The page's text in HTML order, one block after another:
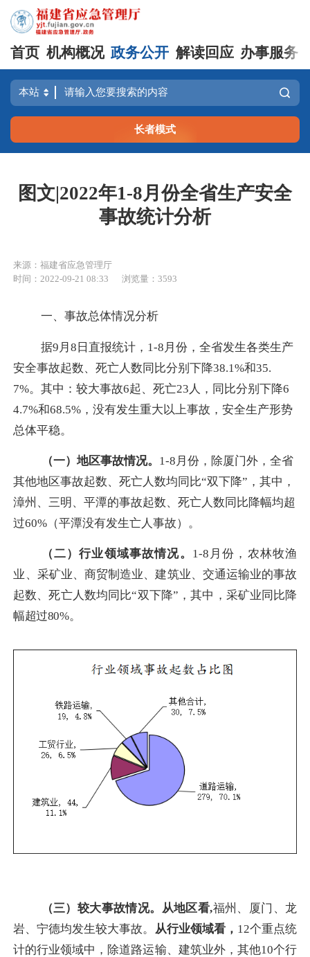
首页 机构概况 政务公开 解读回应 办事服务
长者模式
图文|2022年1-8月份全省生产安全
事故统计分析
来源：福建省应急管理厅
时间：2022-09-21 08:33
浏览量：3593
一、事故总体情况分析
据9 月8 日直报统计， 1-8 月份，全省发生各类生产
安全事故起数、死亡人数同比分别下降38.1%和35.
7%。其中：较大事故6起、死亡23 人，同比分别下降6
4.7%和68.5% ，没有发生重大以上事故，安全生产形势
总体平稳。
（一）地区事故情况。 1-8 月份，除厦门外，全省
其他地区事故起数、死亡人数均同比“双下降”，其中，
漳州、三明、平潭的事故起数、死亡人数同比降幅均超
过60% （平潭没有发生亡人事故） 。
（二）行业领域事故情况。 1-8 月份， 农林牧渔
业 、采矿业、商贸制造业、建筑业、交通运输业的事故
起数、死亡人数均同比“双下降”，其中，采矿业同比降
幅超过80%。
（三）较大事故情况。 从地区看,福州、厦门、龙
岩、宁德均发生较大事故。
从行业领域看， 12个重点统
计的行业领域中，除道路运输、建筑业外， 其他10个行